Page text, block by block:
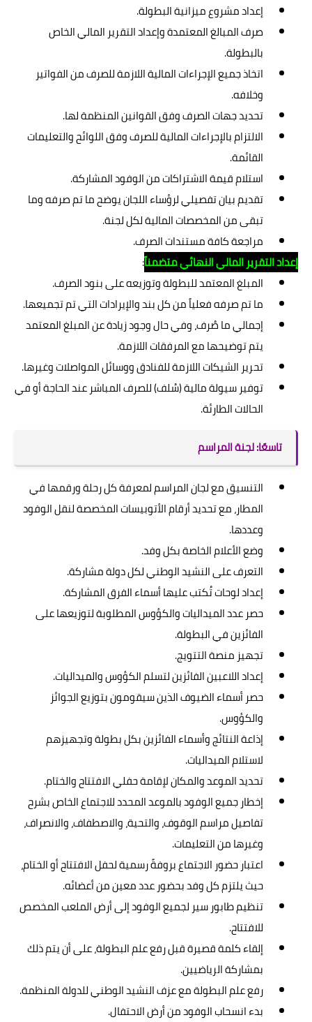
إعداد مشروع ميزانية البطولة.
صرف المبالغ المعتمدة وإعداد التقرير المالي الخاص
بالبطولة.
اتخاذ جميع الإجراءات المالية اللازمة للصرف من الفواتير
وخلافه.
تحديد جهات الصرف وفق القوانين المنظمة لها.
الالتزام بالإجراءات المالية للصرف وفق اللوائح والتعليمات
القائمة.
استلام قيمة الاشتراكات من الوفود المشاركة.
تقديم بيان تفصيلي لرؤساء اللجان يوضح ما تم صرفه وما
تبقى من المخصصات المالية لكل لجنة.
مراجعة كافة مستندات الصرف.
إعداد التقرير المالي النهائي متضمناً:
المبلغ المعتمد للبطولة وتوزيعه على بنود الصرف.
ما تم صرفه فعلياً من كل بند والإيرادات التي تم تجميعها.
إجمالي ما صُرف، وفي حال وجود زيادة عن المبلغ المعتمد
يتم توضيحها مع المرفقات اللازمة.
تحرير الشيكات اللازمة للفنادق ووسائل المواصلات وغيرها.
توفير سيولة مالية (سُلف) للصرف المباشر عند الحاجة أو في
الحالات الطارئة.
تاسعًا: لجنة المراسم
التنسيق مع لجان المراسم لمعرفة كل رحلة ورقمها في
المطار، مع تحديد أرقام الأتوبيسات المخصصة لنقل الوفود
وعددها.
وضع الأعلام الخاصة بكل وفد.
التعرف على النشيد الوطني لكل دولة مشاركة.
إعداد لوحات تُكتب عليها أسماء الفرق المشاركة.
حصر عدد الميداليات والكؤوس المطلوبة لتوزيعها على
الفائزين في البطولة.
تجهيز منصة التتويج.
إعداد اللاعبين الفائزين لتسلم الكؤوس والميداليات.
حصر أسماء الضيوف الذين سيقومون بتوزيع الجوائز
والكؤوس.
إذاعة النتائج وأسماء الفائزين بكل بطولة وتجهيزهم
لاستلام الميداليات.
تحديد الموعد والمكان لإقامة حفلي الافتتاح والختام.
إخطار جميع الوفود بالموعد المحدد للاجتماع الخاص بشرح
تفاصيل مراسم الوقوف، والتحية، والاصطفاف، والانصراف،
وغيرها من التعليمات.
اعتبار حضور الاجتماع بروفةً رسمية لحفل الافتتاح أو الختام،
حيث يلتزم كل وفد بحضور عدد معين من أعضائه.
تنظيم طابور سير لجميع الوفود إلى أرض الملعب المخصص
للافتتاح.
إلقاء كلمة قصيرة قبل رفع علم البطولة، على أن يتم ذلك
بمشاركة الرياضيين.
رفع علم البطولة مع عزف النشيد الوطني للدولة المنظمة.
بدء انسحاب الوفود من أرض الاحتفال.